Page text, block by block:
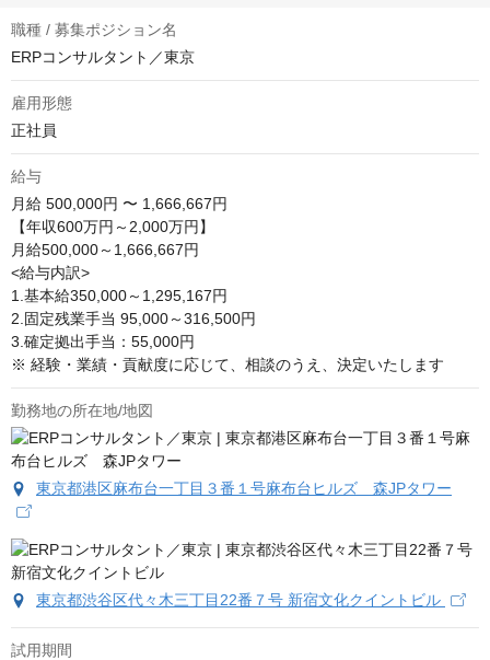
職種 / 募集ポジション名
ERPコンサルタント／東京
雇用形態
正社員
給与
月給 500,000円 〜 1,666,667円
【年収600万円～2,000万円】
月給500,000～1,666,667円
<給与内訳>
1.基本給350,000～1,295,167円
2.固定残業手当 95,000～316,500円
3.確定拠出手当：55,000円
※ 経験・業績・貢献度に応じて、相談のうえ、決定いたします
勤務地の所在地/地図
東京都港区麻布台一丁目３番１号麻布台ヒルズ 森JPタワー
東京都渋谷区代々木三丁目22番７号 新宿文化クイントビル
試用期間